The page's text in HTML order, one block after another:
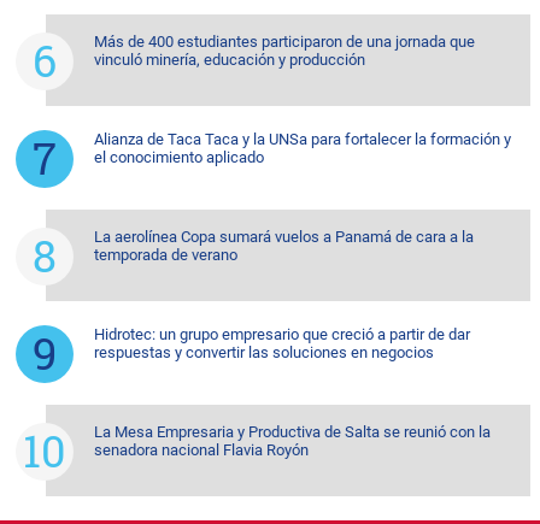
Más de 400 estudiantes participaron de una jornada que
vinculó minería, educación y producción
Alianza de Taca Taca y la UNSa para fortalecer la formación y
el conocimiento aplicado
La aerolínea Copa sumará vuelos a Panamá de cara a la
temporada de verano
Hidrotec: un grupo empresario que creció a partir de dar
respuestas y convertir las soluciones en negocios
La Mesa Empresaria y Productiva de Salta se reunió con la
senadora nacional Flavia Royón